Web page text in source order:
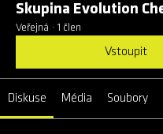
Skupina Evolution
Veřejná · 1 člen
Vstoupit
Diskuse Média Soubory